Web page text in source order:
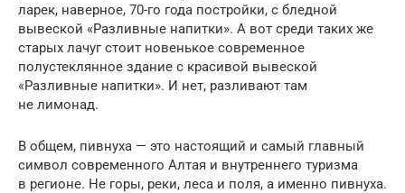
ларек, наверное, 70-го года постройки, с бледной
вывеской «Разливные напитки». А вот среди таких же
старых лачуг стоит новенькое современное
полустеклянное здание с красивой вывеской
«Разливные напитки». И нет, разливают там
не лимонад.
В общем, пивнуха — это настоящий и самый главный
символ современного Алтая и внутреннего туризма
в регионе. Не горы, реки, леса и поля, а именно пивнуха.